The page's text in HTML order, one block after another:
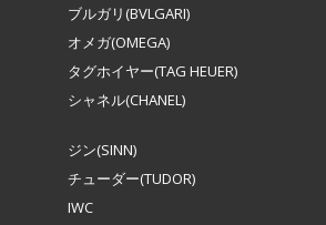
ブルガリ(BVLGARI)
オメガ(OMEGA)
タグホイヤー(TAG HEUER)
シャネル(CHANEL)
ジン(SINN)
チューダー(TUDOR)
IWC